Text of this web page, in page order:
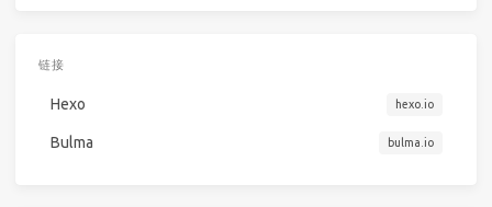
链接
Hexo hexo.io
Bulma bulma.io